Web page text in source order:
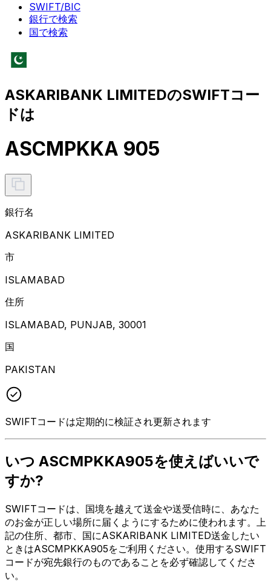
SWIFT/BIC
銀行で検索
国で検索
ASKARIBANK LIMITEDのSWIFTコー
ドは
ASCMPKKA 905
銀行名
ASKARIBANK LIMITED
市
ISLAMABAD
住所
ISLAMABAD, PUNJAB, 30001
国
PAKISTAN
SWIFTコードは定期的に検証され更新されます
いつ ASCMPKKA905を使えばいいで
すか?
SWIFTコードは、国境を越えて送金や送受信時に、あなた
のお金が正しい場所に届くようにするために使われます。上
記の住所、都市、国にASKARIBANK LIMITED送金したい
ときはASCMPKKA905をご利用ください。使用するSWIFT
コードが宛先銀行のものであることを必ず確認してくださ
い。